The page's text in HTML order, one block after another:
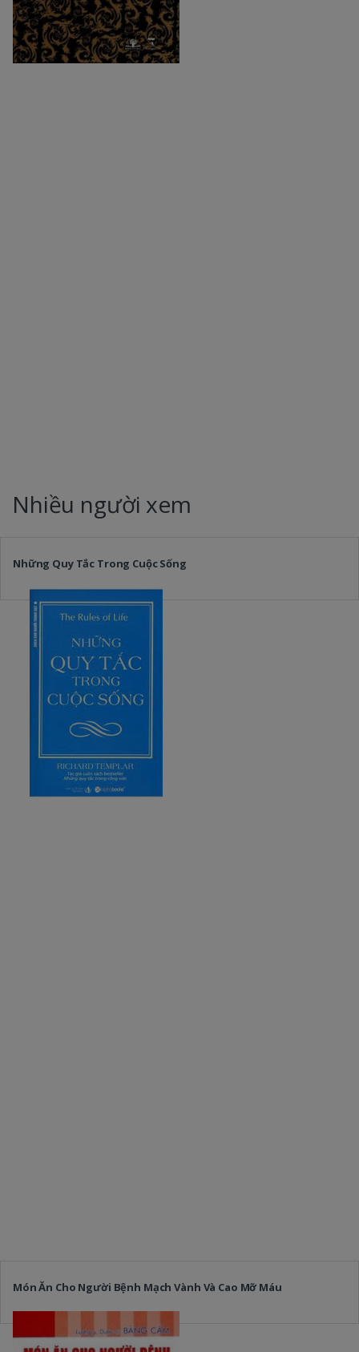
Nhiều người xem
Những Quy Tắc Trong Cuộc Sống
Món Ăn Cho Người Bệnh Mạch Vành Và Cao Mỡ Máu